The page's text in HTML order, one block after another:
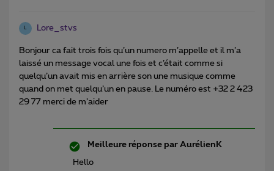
L Lore_stvs
Bonjour ca fait trois fois qu’un numero m’appelle et il m’a
laissé un message vocal une fois et c’était comme si
quelqu’un avait mis en arrière son une musique comme
quand on met quelqu’un en pause. Le numéro est +32 2 423
29 77 merci de m’aider
Meilleure réponse par AurélienK
Hello